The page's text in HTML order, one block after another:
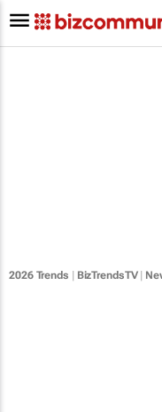
2026 Trends BizTrendsTV|